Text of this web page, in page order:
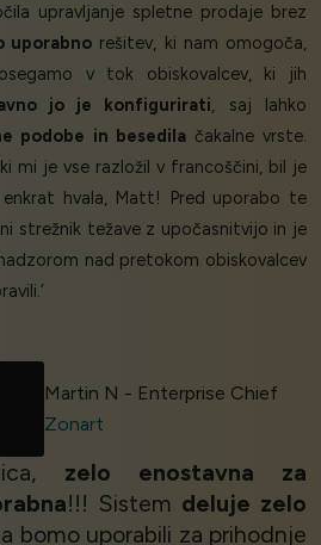
upravljanje spletne prodaje brez
uporabno rešitev, ki nam omogoča,
v tok obiskovalcev, ki jih
jo je konfigurirati, saj lahko
podobe in besedilačakalne vrste.
mi je vse razložil v francoščini, bil je
hvala, Matt! Pred uporabo te
strežnik težave z upočasnitvijo in je
nad pretokom obiskovalcev
Martin N - Enterprise Chief
Zonart
zelo enostavna za
!!! Sistem deluje zelo
bomo uporabili za prihodnje